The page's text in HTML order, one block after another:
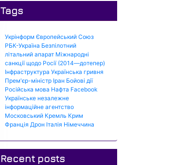
Tags
Укрінформ Європейський Союз
РБК-Україна Безпілотний
літальний апарат Міжнародні
санкції щодо Росії (2014—дотепер)
Інфраструктура Українська гривня
Прем'єр-міністр Іран Бойові дії
Російська мова Нафта Facebook
Українське незалежне
інформаційне агентство
Московський Кремль Крим
Франція Дрон Італія Німеччина
Recent posts